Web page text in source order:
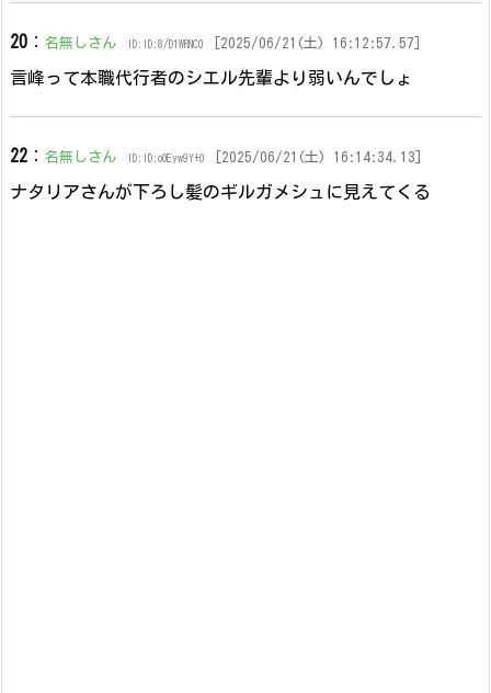
20 ： 名無しさん ID:ID:8/D1WRNC0 [2025/06/21(土) 16:12:57.57]
言峰って本職代行者のシエル先輩より弱いんでしょ
22 ： 名無しさん ID:ID:oOEyw9Y+0 [2025/06/21(土) 16:14:34.13]
ナタリアさんが下ろし髪のギルガメシュに見えてくる